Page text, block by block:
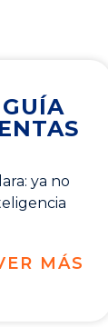
ya no
MÁS